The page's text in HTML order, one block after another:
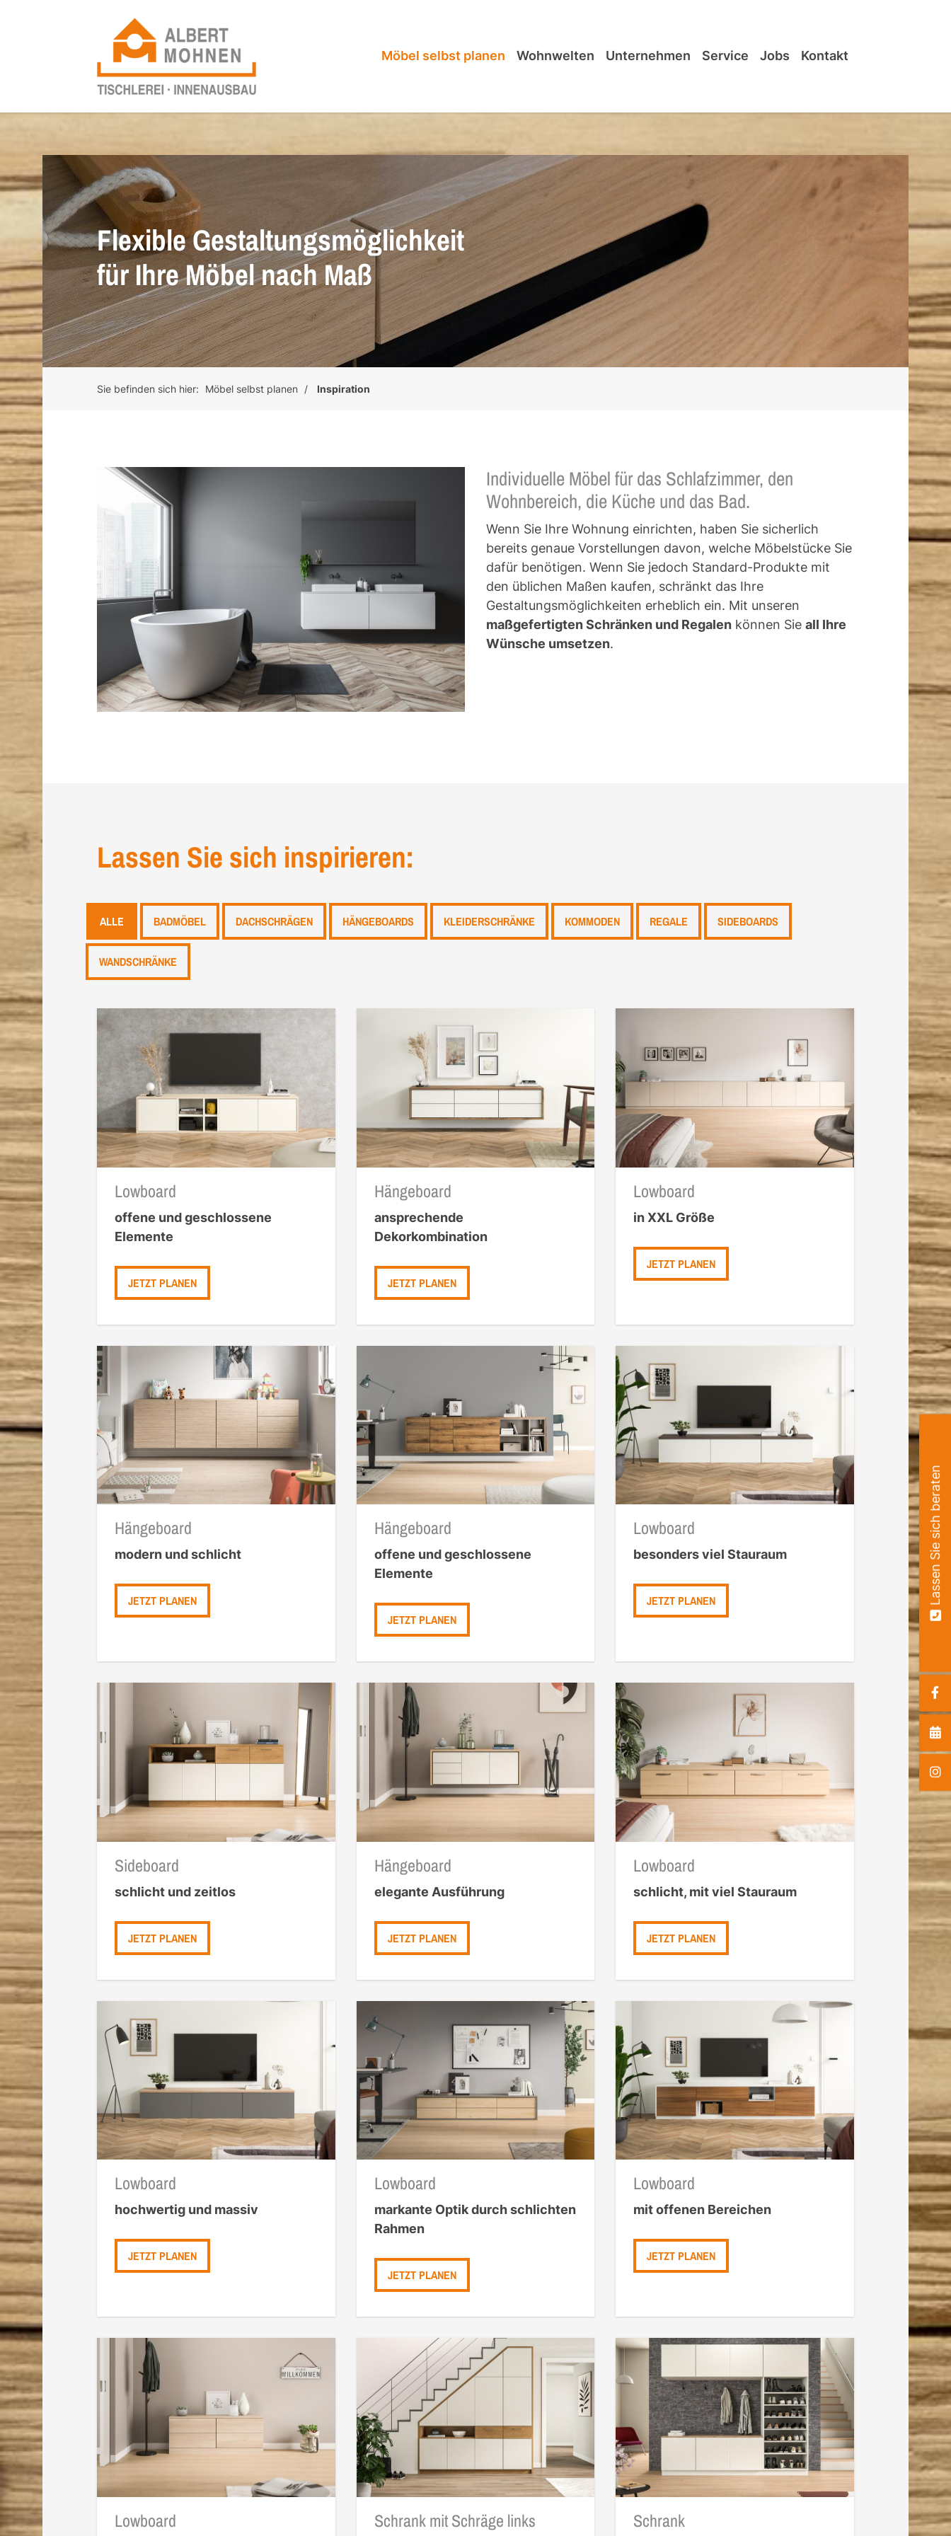
Möbel selbst planen Wohnwelten Unternehmen Service Jobs Kontakt
Flexible Gestaltungsmöglichkeit
für Ihre Möbel nach Maß
Sie befinden sich hier: Möbel selbst planen Inspiration
Individuelle Möbel für das Schlafzimmer, den
Wohnbereich, die Küche und das Bad.
Wenn Sie Ihre Wohnung einrichten, haben Sie sicherlich
bereits genaue Vorstellungen davon, welche Möbelstücke Sie
dafür benötigen. Wenn Sie jedoch Standard-Produkte mit
den üblichen Maßen kaufen, schränkt das Ihre
Gestaltungsmöglichkeiten erheblich ein. Mit unseren
maßgefertigten Schränken und Regalen können Sie all Ihre
Wünsche umsetzen.
Lassen Sie sich inspirieren:
ALLE BADMÖBEL DACHSCHRÄGEN HÄNGEBOARDS KLEIDERSCHRÄNKE KOMMODEN REGALE SIDEBOARDS
WANDSCHRÄNKE
Lowboard
offene und geschlossene
Elemente
JETZT PLANEN
Hängeboard
ansprechende
Dekorkombination
JETZT PLANEN
Lowboard
in XXL Größe
JETZT PLANEN
Hängeboard
modern und schlicht
JETZT PLANEN
Hängeboard
offene und geschlossene
Elemente
JETZT PLANEN
Lowboard
besonders viel Stauraum
JETZT PLANEN
Sideboard
schlicht und zeitlos
JETZT PLANEN
Hängeboard
elegante Ausführung
JETZT PLANEN
Lowboard
schlicht, mit viel Stauraum
JETZT PLANEN
Lowboard
hochwertig und massiv
JETZT PLANEN
Lowboard
markante Optik durch schlichten
Rahmen
JETZT PLANEN
Lowboard
mit offenen Bereichen
JETZT PLANEN
Lowboard Schrank mit Schräge links Schrank
Lassen Sie sich beraten